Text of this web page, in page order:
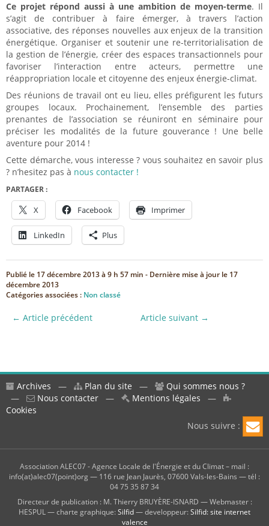
Ce projet répond aussi à une ambition de moyen-terme. Il
s’agit de contribuer à faire émerger, à travers l’action
associative, des réponses nouvelles aux enjeux de la transition
énergétique. Organiser et soutenir une re-territorialisation de
la gestion de l’énergie, créer des espaces transactionnels pour
favoriser l’interaction entre acteurs, permettre une
réappropriation locale et citoyenne des enjeux énergie-climat.
Des réunions de travail ont eu lieu, elles préfigurent les futurs
groupes locaux. Prochainement, l’ensemble des parties
prenantes de l’association se réuniront en séminaire pour
préciser les modalités de la future gouverance ! Une belle
aventure pour 2014 !
Cette démarche, vous interesse ? vous souhaitez en savoir plus
? n’hesitez pas à nous contacter !
PARTAGER :
X Facebook Imprimer
LinkedIn Plus
Publié le 17 décembre 2013 à 9 h 57 min - Dernière mise à jour le 17
décembre 2013
Catégories associées : Non classé
← Article précédent Article suivant →
Archives — Plan du site —
Qui sommes nous ?
—
Nous contacter — Mentions légales —
Cookies
Nous suivre :
Association ALEC07 - Agence Locale de l'Énergie et du Climat – mail :
info(at)alec07(point)org — 116 rue Jean Jaurès, 07600 Vals-les-Bains — tél :
04 75 35 87 34
Directeur de publication : M. Thierry BRUYÈRE-ISNARD — Webmaster :
HESPUL — charte graphique:Silfid— developpeur:Silfid: site internet
valence